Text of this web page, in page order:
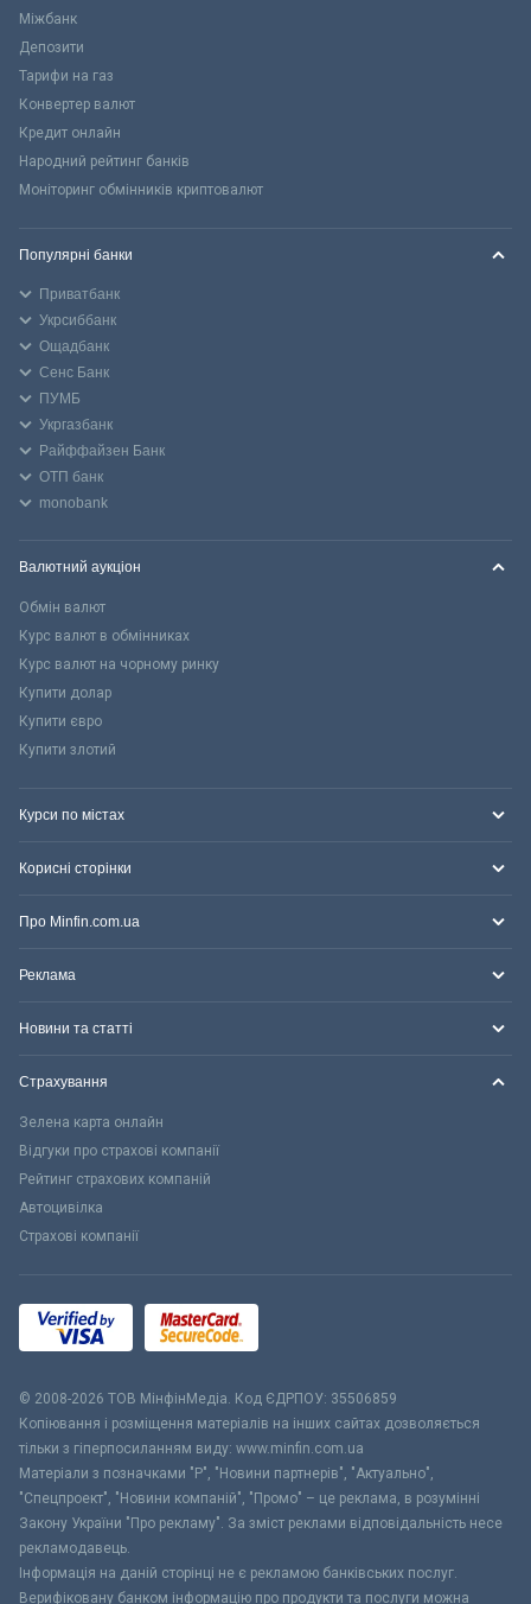
Міжбанк
Депозити
Тарифи на газ
Конвертер валют
Кредит онлайн
Народний рейтинг банків
Моніторинг обмінників криптовалют
Популярні банки
Приватбанк
Укрсиббанк
Ощадбанк
Сенс Банк
ПУМБ
Укргазбанк
Райффайзен Банк
ОТП банк
monobank
Валютний аукціон
Обмін валют
Курс валют в обмінниках
Курс валют на чорному ринку
Купити долар
Купити євро
Купити злотий
Курси по містах
Корисні сторінки
Про Minfin.com.ua
Реклама
Новини та статті
Страхування
Зелена карта онлайн
Відгуки про страхові компанії
Рейтинг страхових компаній
Автоцивілка
Страхові компанії
© 2008-2026 ТОВ МiнфiнМедiа. Код ЄДРПОУ: 35506859
Копіювання і розміщення матеріалів на інших сайтах дозволяється
тільки з гіперпосиланням виду: www.minfin.com.ua
Матеріали з позначками "Р", "Новини партнерів", "Актуально",
"Спецпроект", "Новини компаній", "Промо" – це реклама, в розумінні
Закону України "Про рекламу". За зміст реклами відповідальність несе
рекламодавець.
Інформація на даній сторінці не є рекламою банківських послуг.
Верифіковану банком інформацію про продукти та послуги можна